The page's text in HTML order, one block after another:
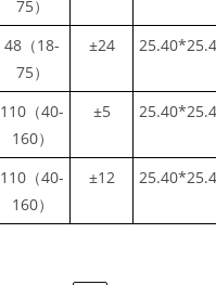
75）
48（18-
75）
±24
110（40-
160）
±5
110（40-
160）
±12